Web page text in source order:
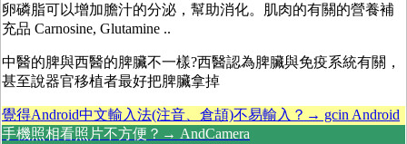
卵磷脂可以增加膽汁的分泌，幫助消化。肌肉的有關的營養補
充品 Carnosine, Glutamine ..
中醫的脾與西醫的脾臟不一樣?西醫認為脾臟與免疫系統有關，
甚至說器官移植者最好把脾臟拿掉
覺得Android中文輸入法(注音、倉頡)不易輸入？→ gcin Android
手機照相看照片不方便？→ AndCamera